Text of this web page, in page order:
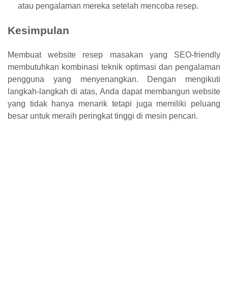
atau pengalaman mereka setelah mencoba resep.
Kesimpulan
Membuat website resep masakan yang SEO-friendly
membutuhkan kombinasi teknik optimasi dan pengalaman
pengguna yang menyenangkan. Dengan mengikuti
langkah-langkah di atas, Anda dapat membangun website
yang tidak hanya menarik tetapi juga memiliki peluang
besar untuk meraih peringkat tinggi di mesin pencari.